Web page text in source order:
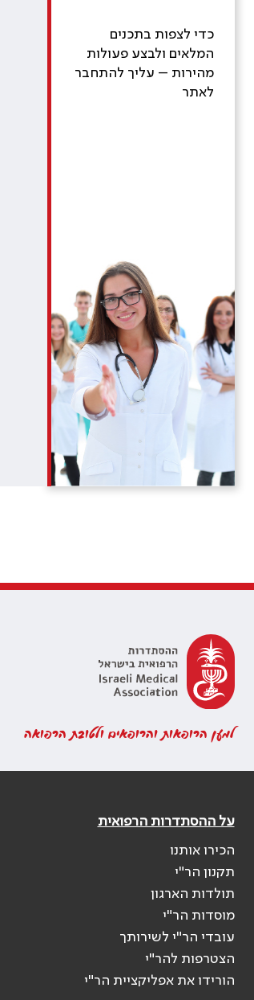
כדי לצפות בתכנים
המלאים ולבצע פעולות
מהירות – עליך להתחבר
לאתר
למען הרופאות והרופאים ולטובת הרפואה
על ההסתדרות הרפואית
הכירו אותנו
תקנון הר"י
תולדות הארגון
מוסדות הר"י
עובדי הר"י לשירותך
הצטרפות להר"י
הורידו את אפליקציית הר"י